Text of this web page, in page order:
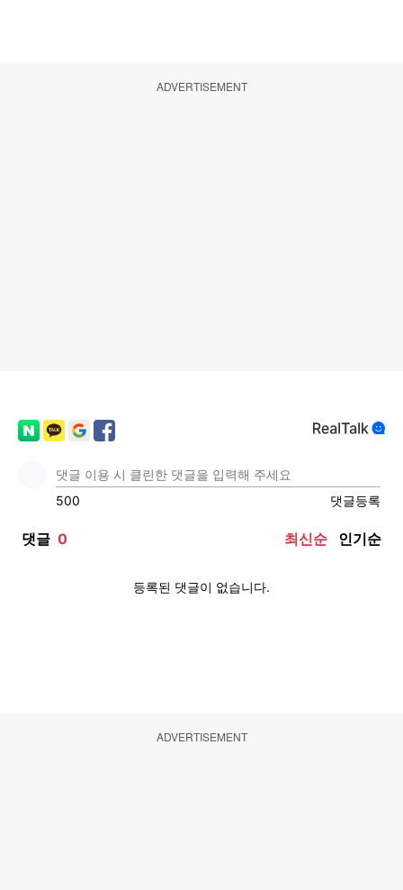
ADVERTISEMENT
ADVERTISEMENT